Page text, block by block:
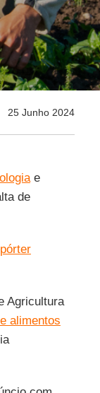
25 Junho 2024
e
de
Agricultura
alimentos